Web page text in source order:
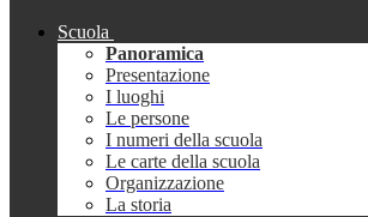
Scuola
Panoramica
Presentazione
I luoghi
Le persone
I numeri della scuola
Le carte della scuola
Organizzazione
La storia